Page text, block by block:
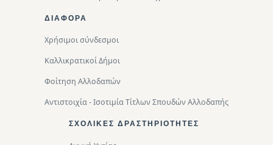
ΔΙΑΦΟΡΑ
Χρήσιμοι σύνδεσμοι
Καλλικρατικοί Δήμοι
Φοίτηση Αλλοδαπών
Αντιστοιχία - Ισοτιμία Τίτλων Σπουδών Αλλοδαπής
ΣΧΟΛΙΚΈΣ ΔΡΑΣΤΗΡΙΌΤΗΤΕΣ